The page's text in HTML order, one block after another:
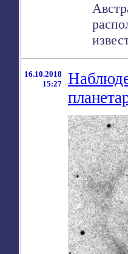
16.10.2018
15:27